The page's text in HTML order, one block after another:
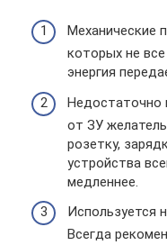
Механические
которых не
энергия
Недостаточно
от ЗУ
розетку,
устройства
медленнее.
Используется
Всегда